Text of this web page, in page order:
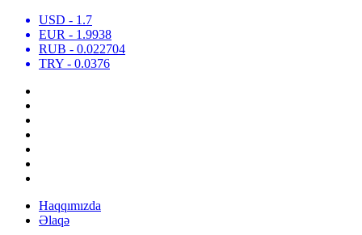
USD - 1.7
EUR - 1.9938
RUB - 0.022704
TRY - 0.0376
Haqqımızda
Əlaqə